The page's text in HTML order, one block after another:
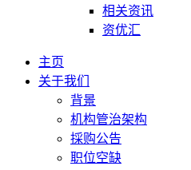
相关资讯
资优汇
主页
关于我们
背景
机构管治架构
採购公告
职位空缺